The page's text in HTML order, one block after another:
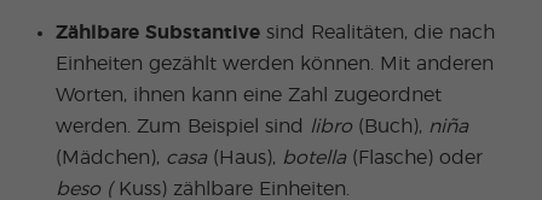
Zählbare Substantive sind Realitäten, die nach
Einheiten gezählt werden können. Mit anderen
Worten, ihnen kann eine Zahl zugeordnet
werden. Zum Beispiel sind
libro (Buch), niña
(Mädchen), casa(Haus), botella(Flasche) oder
beso (Kuss) zählbare Einheiten.